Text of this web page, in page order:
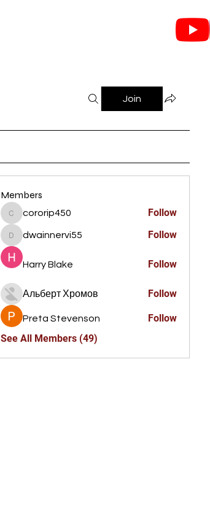
Join
Members
cororip450
cororip450 Follow
dwainnervi55
dwainnervi55 Follow
Harry Blake Follow
Альберт Хромов Follow
Preta Stevenson
Follow
See All Members (49)